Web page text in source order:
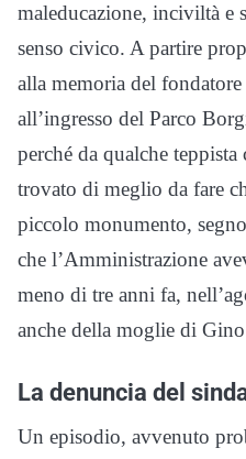
maleducazione, inciviltà e
senso civico. A partire
alla memoria del
all’ingresso del Parco
perché da qualche
trovato di meglio da fare
piccolo monumento,
che l’Amministrazione
meno di tre anni fa,
anche della moglie di
La denuncia del
Un episodio, avvenuto